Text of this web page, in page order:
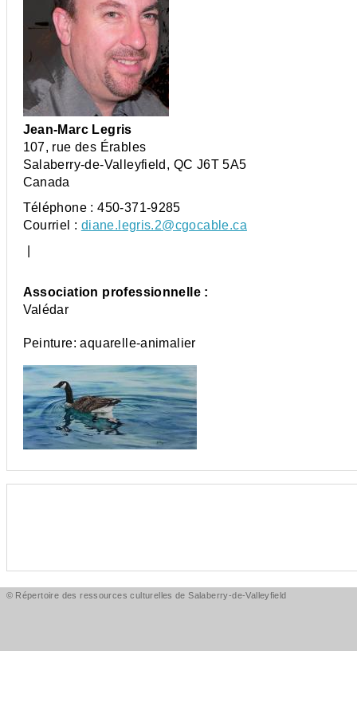
Jean-Marc Legris
107, rue des Érables
Salaberry-de-Valleyfield , QC J6T 5A5
Canada
Téléphone :450-371-9285
Courriel : diane.legris.2@cgocable.ca
Association professionnelle :
Valédar
Peinture: aquarelle-animalier
© Répertoire des ressources culturelles de Salaberry-de-Valleyfield